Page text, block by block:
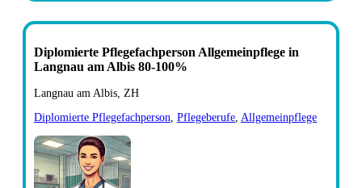
Diplomierte Pflegefachperson Allgemeinpflege in
Langnau am Albis 80-100%
Langnau am Albis, ZH
Diplomierte Pflegefachperson Pflegeberufe Allgemeinpflege